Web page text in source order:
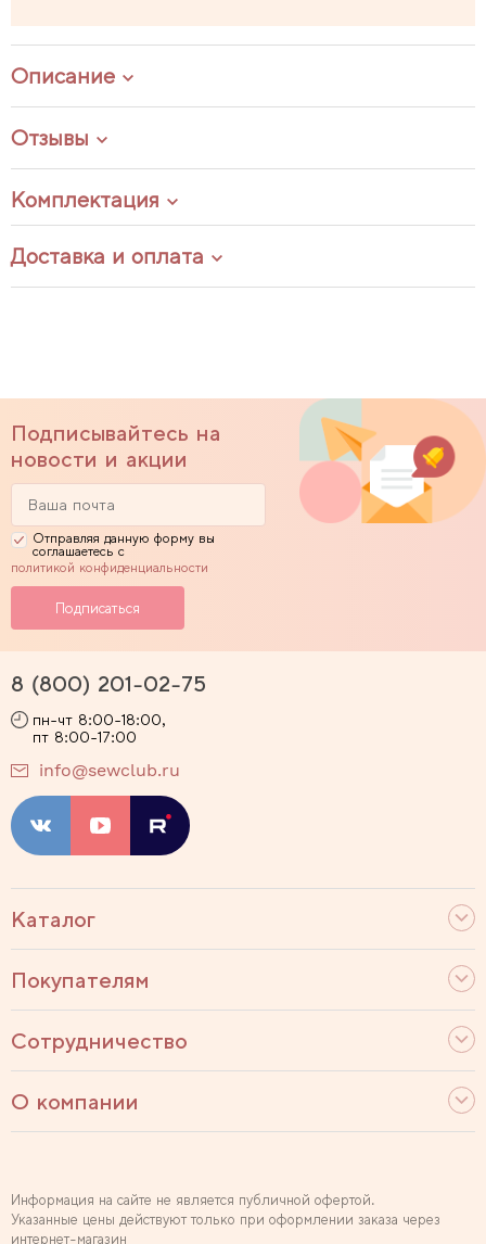
Описание
Отзывы
Комплектация
Доставка и оплата
Подписывайтесь на
новости и акции
Отправляя данную форму вы
соглашаетесь с
политикой конфиденциальности
Каталог
Покупателям
Сотрудничество
О компании
8 (800) 201-02-75
пн-чт 8:00-18:00,
пт 8:00-17:00
info@sewclub.ru
Информация на сайте не является публичной офертой.
Указанные цены действуют только при оформлении заказа через
интернет-магазин